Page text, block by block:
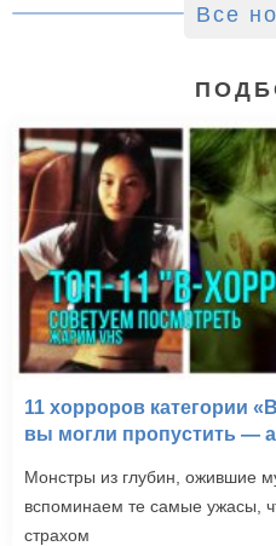
Все
11 хорроров категории
вы могли пропустить —
Монстры из глубин, ожившие
вспоминаем те самые ужасы,
страхом